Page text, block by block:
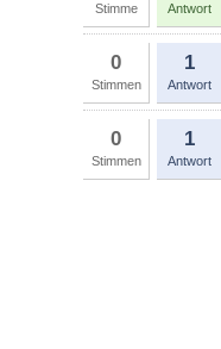
Stimme Antwort
0
Stimmen
1
Antwort
0
Stimmen
1
Antwort